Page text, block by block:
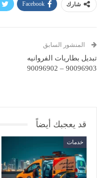
شارك Facebook
المنشور السابق
تبديل بطاريات الفروانيه
90096903 – 90096902
قد يعجبك أيضاً
خدمات